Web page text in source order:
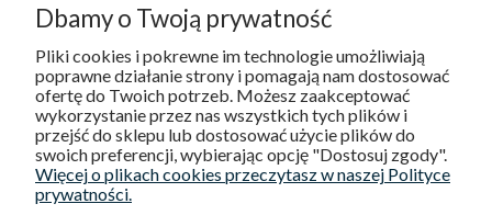
1) Sprzedawca nie weryfikuje czy opinie, o których
mowa powyżej pochodzą od Klientów, którzy kupili
dany Towar;
2) wyświetlane są wszystkie opinie, zarówno pozytywne
jak i negatywne.
13. NIELEGALNE TREŚCI I INNE TREŚCI
NIEZGODNE Z REGULAMINEM.
13.1.W niniejszym Rozdziale określone zostały zasady
Dbamy o Twoją prywatność
Pliki cookies i pokrewne im technologie umożliwiają
poprawne działanie strony i pomagają nam dostosować
ofertę do Twoich potrzeb. Możesz zaakceptować
wykorzystanie przez nas wszystkich tych plików i
przejść do sklepu lub dostosować użycie plików do
swoich preferencji, wybierając opcję "Dostosuj zgody".
Więcej o plikach cookies przeczytasz w naszej Polityce
prywatności.